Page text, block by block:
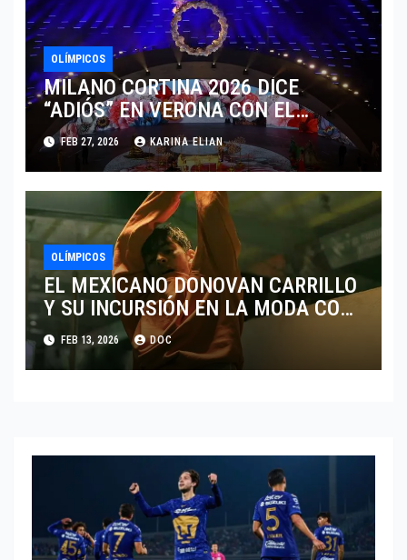
OLÍMPICOS
MILANO CORTINA 2026 DICE
“ADIÓS” EN VERONA CON EL
LEGADO DE LA MODA ALPINA
FEB 27, 2026 KARINA ELIAN
OLÍMPICOS
EL MEXICANO DONOVAN CARRILLO
Y SU INCURSIÓN EN LA MODA CON
CALVIN KLEIN
FEB 13, 2026 DOC